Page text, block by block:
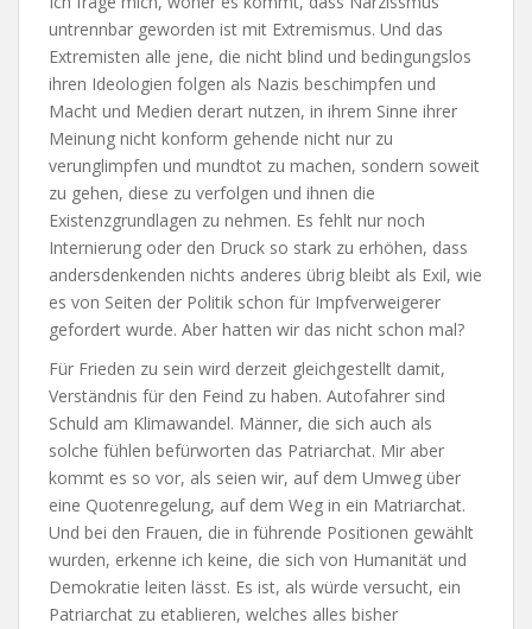
untrennbar geworden ist mit Extremismus. Und das
Extremisten alle jene, die nicht blind und bedingungslos
ihren Ideologien folgen als Nazis beschimpfen und
Macht und Medien derart nutzen, in ihrem Sinne ihrer
Meinung nicht konform gehende nicht nur zu
verunglimpfen und mundtot zu machen, sondern soweit
zu gehen, diese zu verfolgen und ihnen die
Existenzgrundlagen zu nehmen. Es fehlt nur noch
Internierung oder den Druck so stark zu erhöhen, dass
andersdenkenden nichts anderes übrig bleibt als Exil, wie
es von Seiten der Politik schon für Impfverweigerer
gefordert wurde. Aber hatten wir das nicht schon mal?
Für Frieden zu sein wird derzeit gleichgestellt damit,
Verständnis für den Feind zu haben. Autofahrer sind
Schuld am Klimawandel. Männer, die sich auch als
solche fühlen befürworten das Patriarchat. Mir aber
kommt es so vor, als seien wir, auf dem Umweg über
eine Quotenregelung, auf dem Weg in ein Matriarchat.
Und bei den Frauen, die in führende Positionen gewählt
wurden, erkenne ich keine, die sich von Humanität und
Demokratie leiten lässt. Es ist, als würde versucht, ein
Patriarchat zu etablieren, welches alles bisher